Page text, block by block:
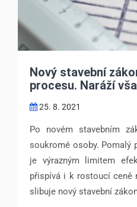
Nový stavební
procesu. Naráží
25. 8. 2021
Po novém stavebním
soukromé osoby. Pomalý
je výrazným limitem
přispívá i k rostoucí ceně
slibuje nový stavební